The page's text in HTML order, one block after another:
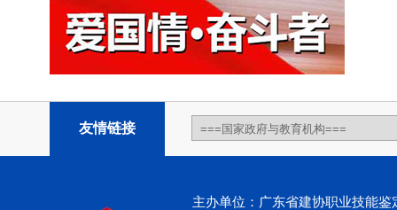
友情链接
主办单位：广东省建协职业技能